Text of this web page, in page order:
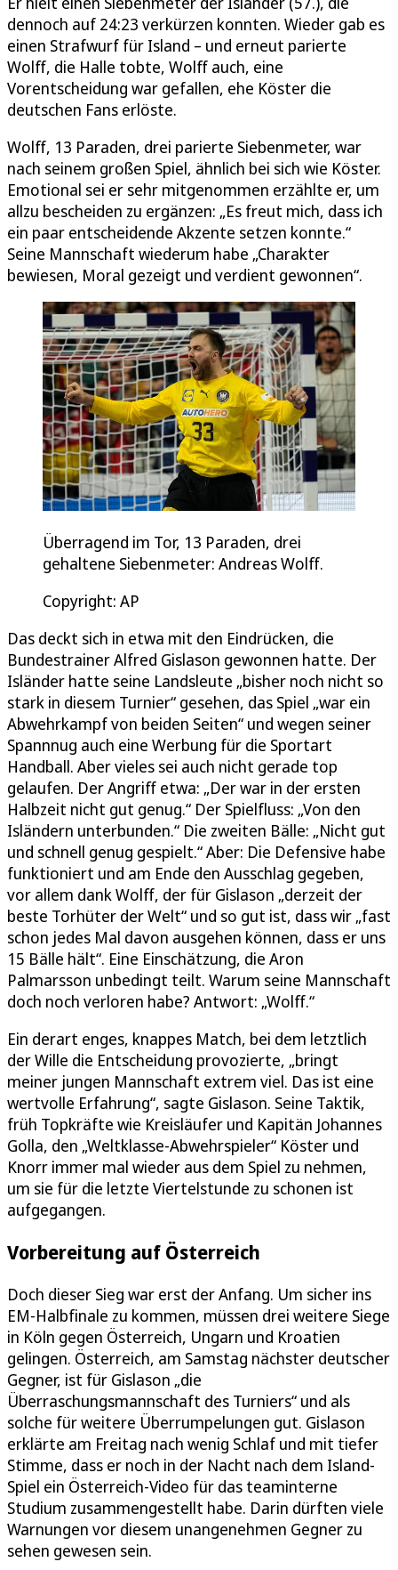
dennoch auf 24:23 verkürzen konnten. Wieder gab es
einen Strafwurf für Island – und erneut parierte
Wolff, die Halle tobte, Wolff auch, eine
Vorentscheidung war gefallen, ehe Köster die
deutschen Fans erlöste.
Wolff, 13 Paraden, drei parierte Siebenmeter, war
nach seinem großen Spiel, ähnlich bei sich wie Köster.
Emotional sei er sehr mitgenommen erzählte er, um
allzu bescheiden zu ergänzen: „Es freut mich, dass ich
ein paar entscheidende Akzente setzen konnte.“
Seine Mannschaft wiederum habe „Charakter
bewiesen, Moral gezeigt und verdient gewonnen“.
Überragend im Tor, 13 Paraden, drei
gehaltene Siebenmeter: Andreas Wolff.
Copyright: AP
Das deckt sich in etwa mit den Eindrücken, die
Bundestrainer Alfred Gislason gewonnen hatte. Der
Isländer hatte seine Landsleute „bisher noch nicht so
stark in diesem Turnier“ gesehen, das Spiel „war ein
Abwehrkampf von beiden Seiten“ und wegen seiner
Spannnug auch eine Werbung für die Sportart
Handball. Aber vieles sei auch nicht gerade top
gelaufen. Der Angriff etwa: „Der war in der ersten
Halbzeit nicht gut genug.“ Der Spielfluss: „Von den
Isländern unterbunden.“ Die zweiten Bälle: „Nicht gut
und schnell genug gespielt.“ Aber: Die Defensive habe
funktioniert und am Ende den Ausschlag gegeben,
vor allem dank Wolff, der für Gislason „derzeit der
beste Torhüter der Welt“ und so gut ist, dass wir „fast
schon jedes Mal davon ausgehen können, dass er uns
15 Bälle hält“. Eine Einschätzung, die Aron
Palmarsson unbedingt teilt. Warum seine Mannschaft
doch noch verloren habe? Antwort: „Wolff.“
Ein derart enges, knappes Match, bei dem letztlich
der Wille die Entscheidung provozierte, „bringt
meiner jungen Mannschaft extrem viel. Das ist eine
wertvolle Erfahrung“, sagte Gislason. Seine Taktik,
früh Topkräfte wie Kreisläufer und Kapitän Johannes
Golla, den „Weltklasse-Abwehrspieler“ Köster und
Knorr immer mal wieder aus dem Spiel zu nehmen,
um sie für die letzte Viertelstunde zu schonen ist
aufgegangen.
Vorbereitung auf Österreich
Doch dieser Sieg war erst der Anfang. Um sicher ins
EM-Halbfinale zu kommen, müssen drei weitere Siege
in Köln gegen Österreich, Ungarn und Kroatien
gelingen. Österreich, am Samstag nächster deutscher
Gegner, ist für Gislason „die
Überraschungsmannschaft des Turniers“ und als
solche für weitere Überrumpelungen gut. Gislason
erklärte am Freitag nach wenig Schlaf und mit tiefer
Stimme, dass er noch in der Nacht nach dem Island-
Spiel ein Österreich-Video für das teaminterne
Studium zusammengestellt habe. Darin dürften viele
Warnungen vor diesem unangenehmen Gegner zu
sehen gewesen sein.